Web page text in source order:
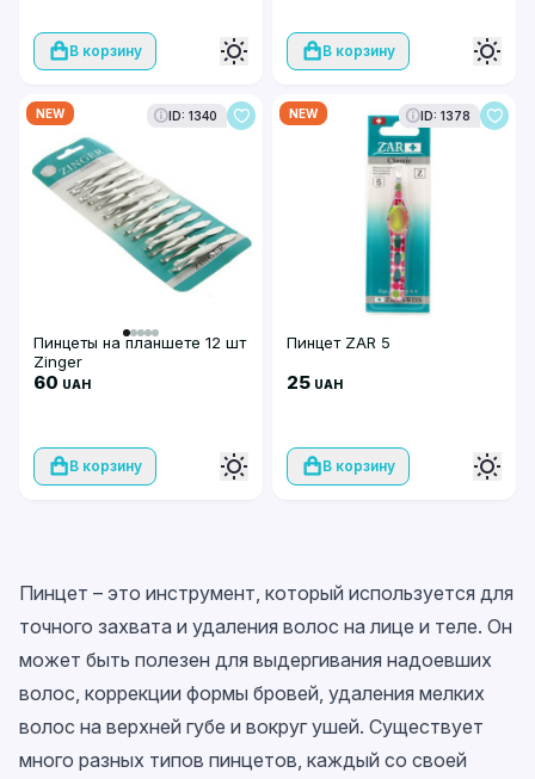
В корзину В корзину
NEW ID: 1340
Пинцеты на планшете 12 шт
Zinger
60 UAH
В корзину
NEW ID: 1378
Пинцет ZAR 5
25 UAH
В корзину
Пинцет – это инструмент, который используется для
точного захвата и удаления волос на лице и теле. Он
может быть полезен для выдергивания надоевших
волос, коррекции формы бровей, удаления мелких
волос на верхней губе и вокруг ушей. Существует
много разных типов пинцетов, каждый со своей